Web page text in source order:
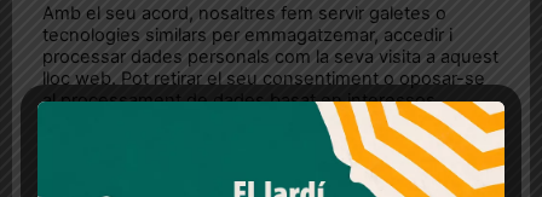
Amb el seu acord, nosaltres fem servir galetes o
tecnologies similars per emmagatzemar, accedir i
processar dades personals com la seva visita a aquest
lloc web. Pot retirar el seu consentiment o oposar-se
al processament de dades basat en interessos
legítims en qualsevol moment fent clic a "Ajustos de
cookies" o a la nostra Política de privacitat en aquest
lloc web. Si cliques "acceptar" dones el teu